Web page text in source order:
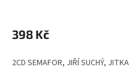
398 Kč
2CD SEMAFOR, JIŘÍ SUCHÝ,